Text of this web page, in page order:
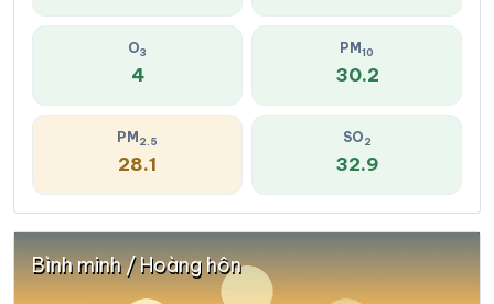
O3
4
PM 10
30.2
PM 2.5
28.1
SO2
32.9
Bình minh / Hoàng hôn